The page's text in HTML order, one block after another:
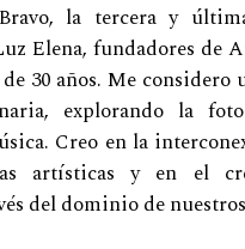
la tercera y
Elena, fundadores de
30 años. Me considero
explorando la
Creo en la
artísticas y en el
del dominio de